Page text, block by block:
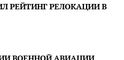
РЕЙТИНГ РЕЛОКАЦИИ В
ВОЕННОЙ АВИАЦИИ